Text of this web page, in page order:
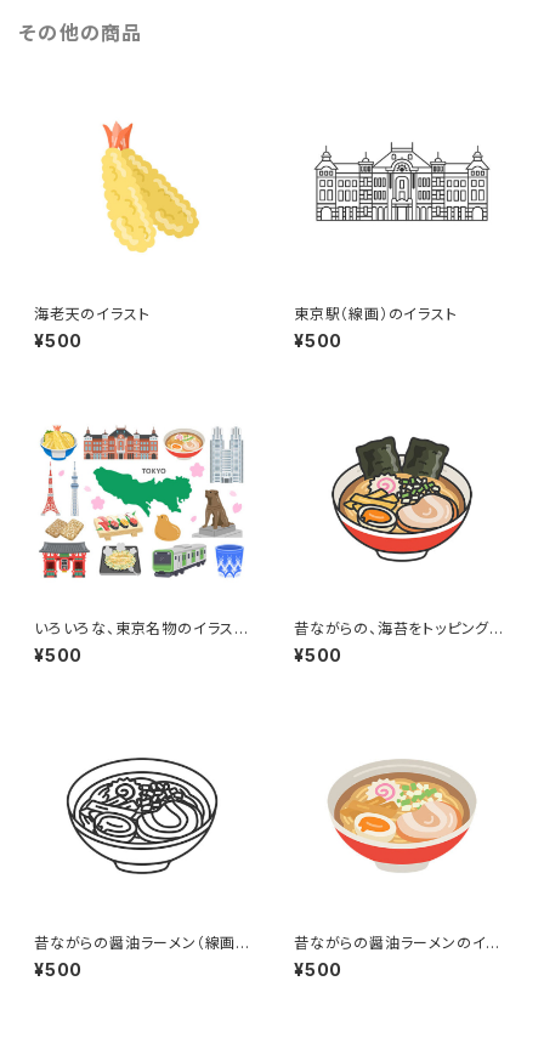
その他の商品
海老天のイラスト
¥500
東京駅（線画）のイラスト
¥500
いろいろな、東京名物のイラスト
セット
¥500
昔ながらの、海苔をトッピングし
た醤油ラーメン（線画カラー）の
イラスト
¥500
昔ながらの醤油ラーメン（線画）
のイラスト
¥500
昔ながらの醤油ラーメンのイラ
スト
¥500